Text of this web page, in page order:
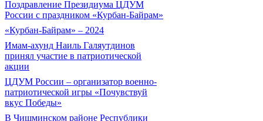
Поздравление Президиума ЦДУМ
России с праздником «Курбан-Байрам»
«Курбан-Байрам» – 2024
Имам-ахунд Наиль Галяутдинов
принял участие в патриотической
акции
ЦДУМ России – организатор военно-
патриотической игры «Почувствуй
вкус Победы»
В Чишминском районе Республики